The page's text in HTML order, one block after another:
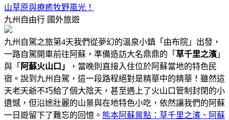
山草原與療癒牧野風光！
九州自由行 國外旅遊
九州自駕之旅第4天我們從夢幻的溫泉小鎮「由布院」出發，
一路自駕開車前往阿蘇，準備造訪大名鼎鼎的「 草千里之濱 」
與「 阿蘇火山口」
，當晚則直接入住位於阿蘇當地的特色民
宿。說到九州自駕，這一段路程絕對是精華中的精華！雖然這
天老天爺不巧給了個大陰天，甚至遇上了火山口管制封閉的小
遺憾，但沿途壯麗的山景與在地特色小吃，依然讓我們的阿蘇
一日遊留下了難忘的回憶。 熊本阿蘇景點：草千里之濱、阿蘇